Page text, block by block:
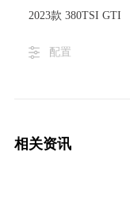
2023款 380TSI GTI
配置
相关资讯